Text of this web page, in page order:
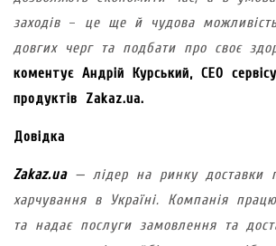
заходів –
це ще й чудова
довгих черг та подбати про своє
коментує Андрій Курський, CEO
продуктів Zakaz.ua.
Довідка
Zakaz.ua— лідер на ринку доставки
харчування в Україні. Компанія
та надає послуги замовлення та